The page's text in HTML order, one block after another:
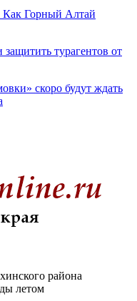
Как Горный Алтай
турагентов от
скоро будут ждать
района
летом